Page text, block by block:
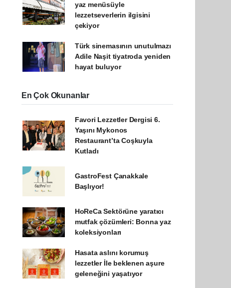
yaz menüsüyle
lezzetseverlerin ilgisini
çekiyor
Türk sinemasının unutulmazı
Adile Naşit tiyatroda yeniden
hayat buluyor
En Çok Okunanlar
Favori Lezzetler Dergisi 6.
Yaşını Mykonos
Restaurant’ta Coşkuyla
Kutladı
GastroFest Çanakkale
Başlıyor!
HoReCa Sektörüne yaratıcı
mutfak çözümleri: Bonna yaz
koleksiyonları
Hasata aslını korumuş
lezzetler İle beklenen aşure
geleneğini yaşatıyor